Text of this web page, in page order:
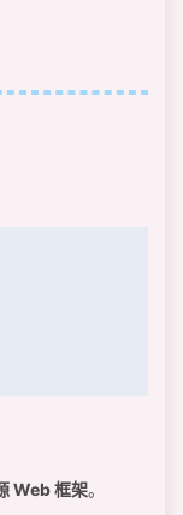
Web 框架。